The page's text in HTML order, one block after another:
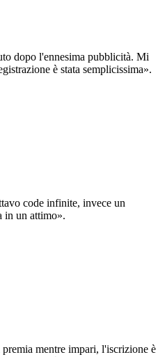
dopo l'ennesima pubblicità. Mi
è stata semplicissima».
code infinite, invece un
in un attimo».
mentre impari, l'iscrizione è